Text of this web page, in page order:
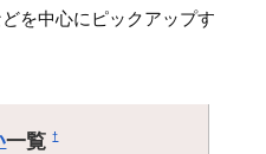
を中心にピックアップす
一覧†